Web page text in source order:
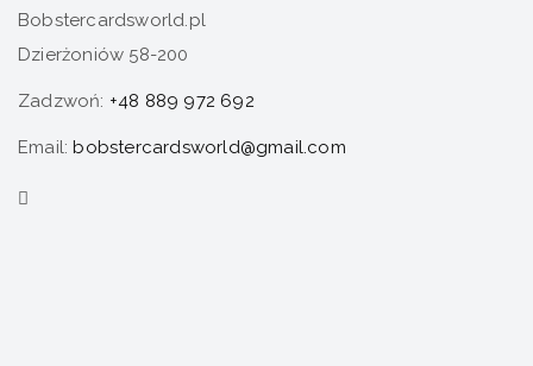
Bobstercardsworld.pl
Dzierżoniów 58-200
Zadzwoń: +48 889 972 692
Email:bobstercardsworld@gmail.com